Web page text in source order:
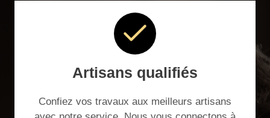
Artisans qualifiés
Confiez vos travaux aux meilleurs artisans